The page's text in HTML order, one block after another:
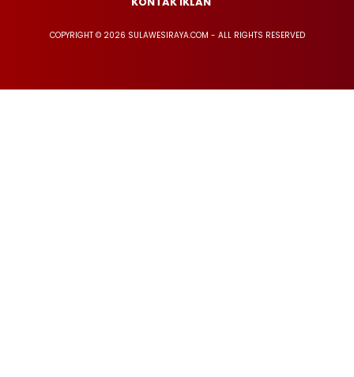
COPYRIGHT © 2026 SULAWESIRAYA.COM - ALL RIGHTS RESERVED